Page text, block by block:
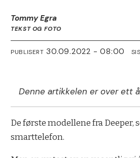
Tommy Egra
TEKST OG FOTO
PUBLISERT 30.09.2022 - 08:00
Denne artikkelen er over ett
De første modellene fra
smarttelefon.